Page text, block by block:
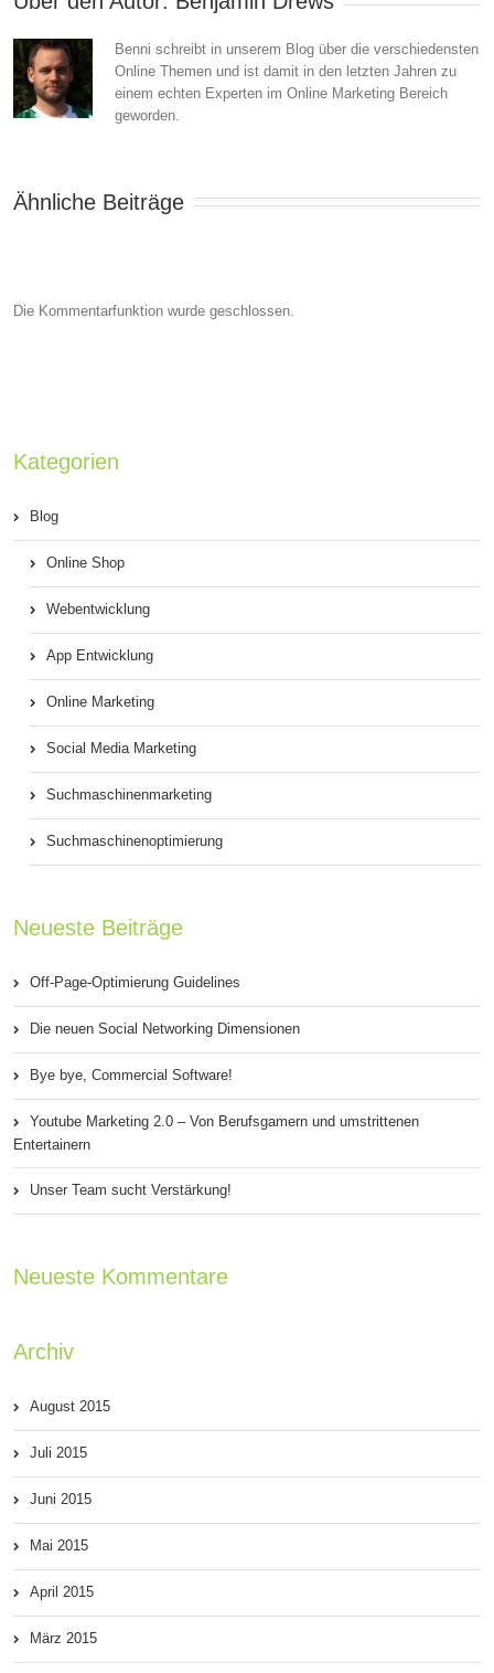
Benni schreibt in unserem Blog über die verschiedensten
Online Themen und ist damit in den letzten Jahren zu
einem echten Experten im Online Marketing Bereich
geworden.
Ähnliche Beiträge
Die Kommentarfunktion wurde geschlossen.
Kategorien
Blog
Online Shop
Webentwicklung
App Entwicklung
Online Marketing
Social Media Marketing
Suchmaschinenmarketing
Suchmaschinenoptimierung
Neueste Beiträge
Off-Page-Optimierung Guidelines
Die neuen Social Networking Dimensionen
Bye bye, Commercial Software!
Youtube Marketing 2.0 – Von Berufsgamern und umstrittenen
Entertainern
Unser Team sucht Verstärkung!
Neueste Kommentare
Archiv
August 2015
Juli 2015
Juni 2015
Mai 2015
April 2015
März 2015